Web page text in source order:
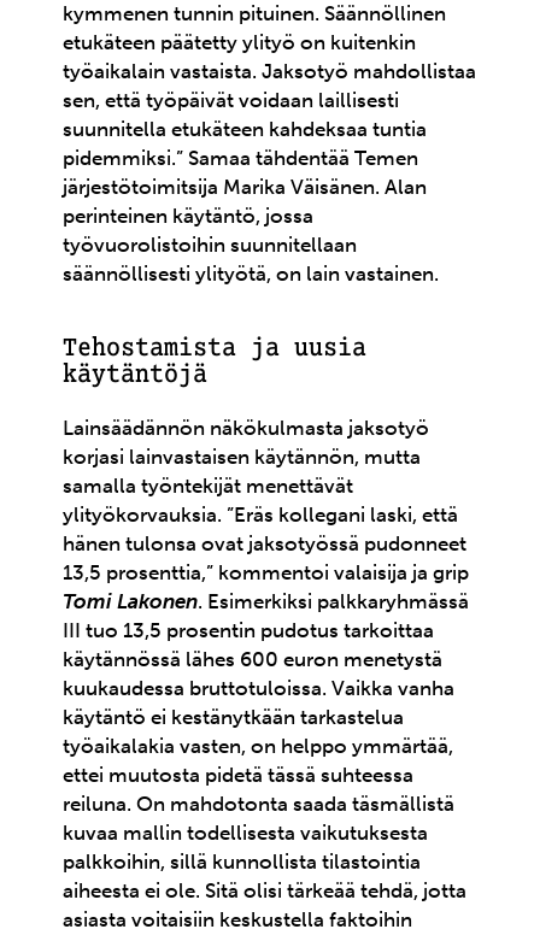
kymmenen tunnin pituinen. Säännöllinen
etukäteen päätetty ylityö on kuitenkin
työaikalain vastaista. Jaksotyö mahdollistaa
sen, että työpäivät voidaan laillisesti
suunnitella etukäteen kahdeksaa tuntia
pidemmiksi.” Samaa tähdentää Temen
järjestötoimitsija Marika Väisänen. Alan
perinteinen käytäntö, jossa
työvuorolistoihin suunnitellaan
säännöllisesti ylityötä, on lain vastainen.
Tehostamista ja uusia
käytäntöjä
Lainsäädännön näkökulmasta jaksotyö
korjasi lainvastaisen käytännön, mutta
samalla työntekijät menettävät
ylityökorvauksia. ”Eräs kollegani laski, että
hänen tulonsa ovat jaksotyössä pudonneet
13,5 prosenttia,” kommentoi valaisija ja grip
Tomi Lakonen. Esimerkiksi palkkaryhmässä
III tuo 13,5 prosentin pudotus tarkoittaa
käytännössä lähes 600 euron menetystä
kuukaudessa bruttotuloissa. Vaikka vanha
käytäntö ei kestänytkään tarkastelua
työaikalakia vasten, on helppo ymmärtää,
ettei muutosta pidetä tässä suhteessa
reiluna. On mahdotonta saada täsmällistä
kuvaa mallin todellisesta vaikutuksesta
palkkoihin, sillä kunnollista tilastointia
aiheesta ei ole. Sitä olisi tärkeää tehdä, jotta
asiasta voitaisiin keskustella faktoihin